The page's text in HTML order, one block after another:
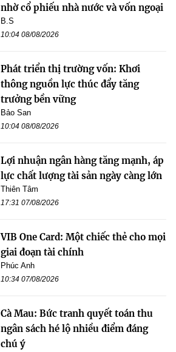
nhờ cổ phiếu nhà nước và vốn ngoại
B.S
10:04 08/08/2026
Phát triển thị trường vốn: Khơi
thông nguồn lực thúc đẩy tăng
trưởng bền vững
Bảo San
10:04 08/08/2026
Lợi nhuận ngân hàng tăng mạnh, áp
lực chất lượng tài sản ngày càng lớn
Thiên Tâm
17:31 07/08/2026
VIB One Card: Một chiếc thẻ cho mọi
giai đoạn tài chính
Phúc Anh
10:34 07/08/2026
Cà Mau: Bức tranh quyết toán thu
ngân sách hé lộ nhiều điểm đáng
chú ý